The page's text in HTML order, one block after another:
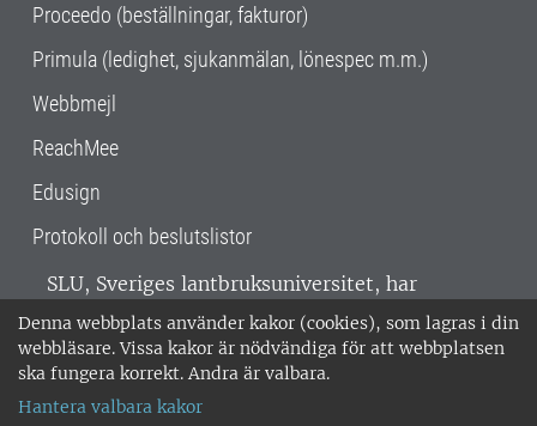
Denna webbplats använder kakor (cookies), som lagras i din
webbläsare. Vissa kakor är nödvändiga för att webbplatsen
ska fungera korrekt. Andra är valbara.
Hantera valbara kakor
Proceedo (beställningar, fakturor)
Primula (ledighet, sjukanmälan, lönespec m.m.)
Webbmejl
ReachMee
Edusign
Protokoll och beslutslistor
SLU, Sveriges lantbruksuniversitet, har
verksamhet över hela Sverige. Huvudorter är
Alnarp, Uppsala och Umeå.SLU är
miljöcertifierat enligt ISO 14001. •
018-67 10 00 • Org nr: 202100-2817 •